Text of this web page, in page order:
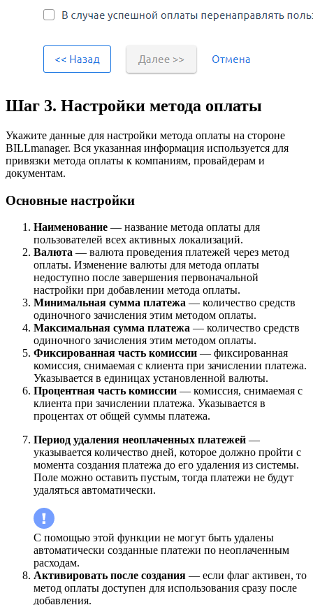
Шаг 3. Настройки метода оплаты
Укажите данные для настройки метода оплаты на стороне
BILLmanager. Вся указанная информация используется для
привязки метода оплаты к компаниям, провайдерам и
документам.
Основные настройки
Наименование — название метода оплаты для
пользователей всех активных локализаций.
Валюта — валюта проведения платежей через метод
оплаты. Изменение валюты для метода оплаты
недоступно после завершения первоначальной
настройки при добавлении метода оплаты.
Минимальная сумма платежа — количество средств
одиночного зачисления этим методом оплаты.
Максимальная сумма платежа — количество средств
одиночного зачисления этим методом оплаты.
Фиксированная часть комиссии — фиксированная
комиссия, снимаемая с клиента при зачислении платежа.
Указывается в единицах установленной валюты.
Процентная часть комиссии — комиссия, снимаемая с
клиента при зачислении платежа. Указывается в
процентах от общей суммы платежа.
Период удаления неоплаченных платежей —
указывается количество дней, которое должно пройти с
момента создания платежа до его удаления из системы.
Поле можно оставить пустым, тогда платежи не будут
удаляться автоматически.
С помощью этой функции не могут быть удалены
автоматически созданные платежи по неоплаченным
расходам.
Активировать после создания — если флаг активен, то
метод оплаты доступен для использования сразу после
добавления.